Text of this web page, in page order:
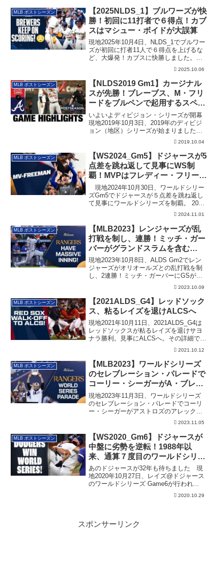
MLB ポストシーズン
【2025NLDS_1】ブルワーズが快
勝！初回に11打者で６得点！カブ
スはマシュー・ボイドが大誤算
現地2025年10月4日、NLDS_1でブルワー
ズが初回に打者11人で６得点を上げるな
ど、大爆発！カブスに快勝しました。そ
2025.10.06
MLB ポストシーズン
【NLDS2019 Gm1】カージナル
スが先勝！ブレーブス、M・フリ
ードをブルペンで起用するスペシ
ャル対応も、後半に失点！
いよいよディビジョン・シリーズが開幕
現地2019年10月3日、2019年のディビジ
ョン（地区）シリーズが始まりました！
2019.10.04
MLB ポストシーズン
【WS2024_Gm5】ドジャースが5
点差を跳ね返して見事にWS制
覇！MVPはフレディー・フリーマ
ン
現地2024年10月30日、ワールドシリー
ズGm5でドジャースが５点差を跳ね返し
て見事にワールドシリーズを制覇。 2020
年以来、通算８度目のチャンプに輝きま
2024.11.01
MLB ポストシーズン
【MLB2023】レンジャーズが乱
打戦を制し、連勝！ミッチ・ガー
バーがグランドスラムを含む
5RBI (ALDS Gm2)
現地2023年10月8日、ALDS Gm2でレン
ジャーズがオリオールズとの乱打戦を制
し、2連勝！ミッチ・ガーバーにGSが出
2023.10.09
MLB ポストシーズン
【2021ALDS_G4】レッドソック
ス、粘るレイズを退けALCSへ
現地2021年10月11日、2021ALDS_G4は
レッドソックスが粘るレイズを退けサヨ
ナラ勝利。見事にALCSへ。その詳細で
2021.10.12
MLB ポストシーズン
【MLB2023】ワールドシリーズ
のセレブレーション・パレードで
コーリー・シーガーがA・ブレグ
マンをチクり。
現地2023年11月3日、ワールドシリーズ
のセレブレーション・パレードでコーリ
ー・シーガーがアストロズのアレック
ス・ブレグマンをチクりしたスピーチに
2023.11.05
MLB ポストシーズン
【WS2020_Gm6】ドジャースが
中盤に劣勢を逆転！1988年以
来、通算７度目のワールドシリー
ズチャンプへ！
あのドジャースが32年も待ちました 現
地2020年10月27日、レイズ@ドジャース
のワールドシリーズ Game6が行われ...
2020.10.29
スポンサーリンク